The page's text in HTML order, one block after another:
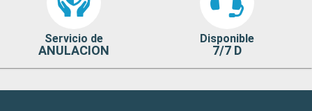
Servicio de
ANULACION
Disponible
7/7 D